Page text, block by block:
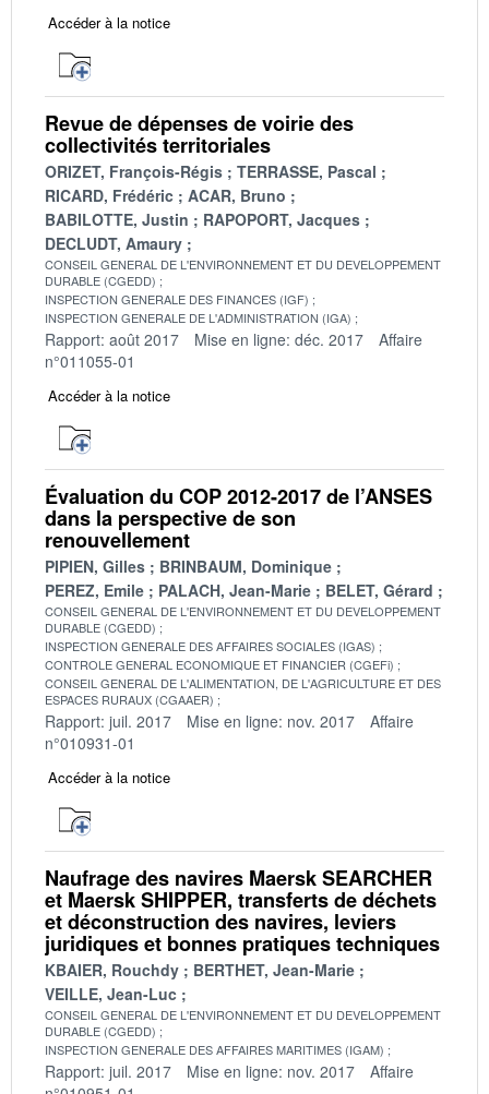
Accéder à la notice
Revue de dépenses de voirie des
collectivités territoriales
ORIZET, François-Régis
TERRASSE, Pascal
RICARD, Frédéric
ACAR, Bruno
BABILOTTE, Justin
RAPOPORT, Jacques
DECLUDT, Amaury
CONSEIL GENERAL DE L'ENVIRONNEMENT ET DU DEVELOPPEMENT
DURABLE (CGEDD)
INSPECTION GENERALE DES FINANCES (IGF)
INSPECTION GENERALE DE L'ADMINISTRATION (IGA)
Rapport: août 2017 Mise en ligne: déc. 2017
Affaire
n°011055-01
Accéder à la notice
Évaluation du COP 2012-2017 de l’ANSES
dans la perspective de son
renouvellement
PIPIEN, Gilles
BRINBAUM, Dominique
PEREZ, Emile
PALACH, Jean-Marie BELET, Gérard
CONSEIL GENERAL DE L'ENVIRONNEMENT ET DU DEVELOPPEMENT
DURABLE (CGEDD)
INSPECTION GENERALE DES AFFAIRES SOCIALES (IGAS)
CONTROLE GENERAL ECONOMIQUE ET FINANCIER (CGEFi)
CONSEIL GENERAL DE L'ALIMENTATION, DE L'AGRICULTURE ET DES
ESPACES RURAUX (CGAAER)
Rapport: juil. 2017 Mise en ligne: nov. 2017
Affaire
n°010931-01
Accéder à la notice
Naufrage des navires Maersk SEARCHER
et Maersk SHIPPER, transferts de déchets
et déconstruction des navires, leviers
juridiques et bonnes pratiques techniques
KBAIER, Rouchdy
BERTHET, Jean-Marie
VEILLE, Jean-Luc
CONSEIL GENERAL DE L'ENVIRONNEMENT ET DU DEVELOPPEMENT
DURABLE (CGEDD)
INSPECTION GENERALE DES AFFAIRES MARITIMES (IGAM)
Rapport: juil. 2017 Mise en ligne: nov. 2017
Affaire